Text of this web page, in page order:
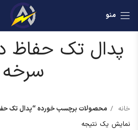
منو
پدال تک حفاظ
سرخه
خانه
محصولات برچسب خورده “پدال تک
نمایش یک نتیجه